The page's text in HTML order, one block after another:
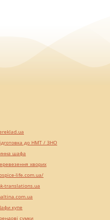
до НМТ / ЗНО
шафа
хворих
life.com.ua/
translations.ua
купе
сумки